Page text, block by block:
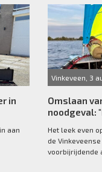
in
aan
Vinkeveen, 3
Omslaan
noodgeval:
Het leek even
de
voorbijrijdende